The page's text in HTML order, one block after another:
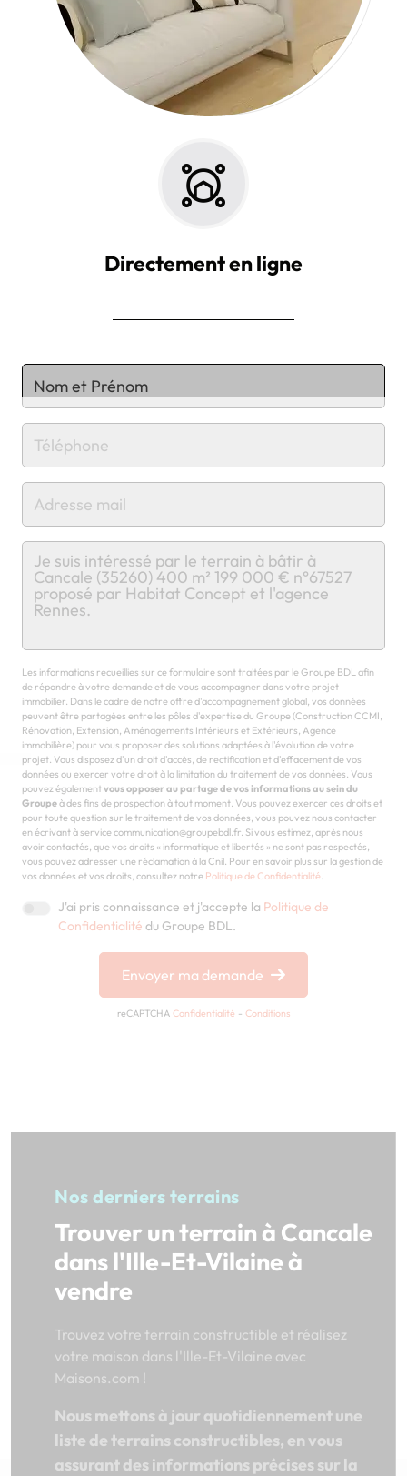
Directement en ligne
Chargement...
Les informations recueillies sur ce formulaire sont traitées par le Groupe BDL afin
de répondre à votre demande et de vous accompagner dans votre projet
immobilier. Dans le cadre de notre offre d'accompagnement global, vos données
peuvent être partagées entre les pôles d'expertise du Groupe (Construction CCMI,
Rénovation, Extension, Aménagements Intérieurs et Extérieurs, Agence
immobilière) pour vous proposer des solutions adaptées à l'évolution de votre
projet. Vous disposez d'un droit d'accès, de rectification et d'effacement de vos
données ou exercer votre droit à la limitation du traitement de vos données. Vous
pouvez égalementvous opposer au partage de vos informations au sein du
Groupeà des fins de prospection à tout moment. Vous pouvez exercer ces droits et
pour toute question sur le traitement de vos données, vous pouvez nous contacter
en écrivant à service communication@groupebdl.fr. Si vous estimez, après nous
avoir contactés, que vos droits « informatique et libertés » ne sont pas respectés,
vous pouvez adresser une réclamation à la Cnil. Pour en savoir plus sur la gestion de
vos données et vos droits, consultez notre Politique de Confidentialité.
J'ai pris connaissance et j'accepte la Politique de
Confidentialité du Groupe BDL.
Envoyer ma demande
reCAPTCHA Confidentialité - Conditions
Nos derniers terrains
Trouver un terrain à Cancale
dans l'Ille-Et-Vilaine à
vendre
Trouvez votre terrain constructible et réalisez
votre maison dans l'Ille-Et-Vilaine avec
Maisons.com !
Nous mettons à jour quotidiennement une
liste de terrains constructibles, en vous
assurant des informations précises sur la